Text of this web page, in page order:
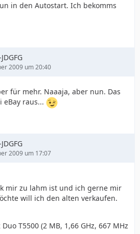
in den Autostart. Ich bekomms
2009 um 20:40
für mehr. Naaaja, aber nun. Das
eBay raus...
2009 um 17:07
mir zu lahm ist und ich gerne mir
will ich den alten verkaufen.
T5500 (2 MB, 1,66 GHz, 667 MHz